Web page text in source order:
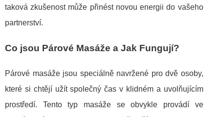
taková zkušenost může přinést novou energii do vašeho
partnerství.
Co jsou Párové Masáže a Jak Fungují?
Párové masáže jsou speciálně navržené pro dvě osoby,
které si chtějí užít společný čas v klidném a uvolňujícím
prostředí. Tento typ masáže se obvykle provádí ve